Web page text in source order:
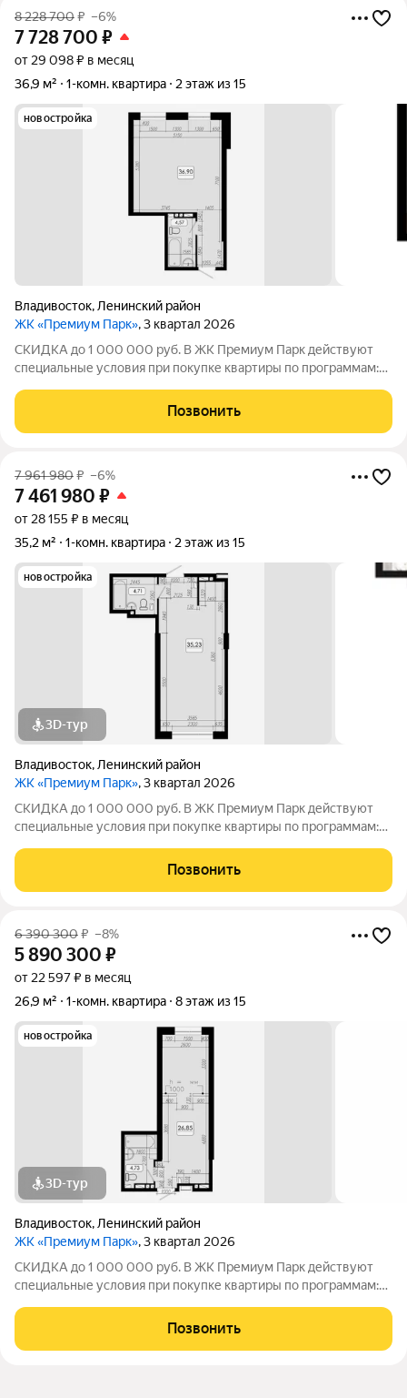
8 228 700₽ –6%
7 728 700 ₽
от 29 098 ₽ в месяц
36,9 м²
1-комн. квартира 2 этаж из 15
новостройка
Владивосток, Ленинский район
ЖК «Премиум Парк», 3 квартал 2026
СКИДКА до 1 000 000 руб. В ЖК Премиум Парк действуют
специальные условия при покупке квартиры по программам:
покупке квартиры за счёт собственных средств при 100%
оплате. Размер скидки: 1 000 000
Позвонить
7 961 980₽ –6%
7 461 980 ₽
от 28 155 ₽ в месяц
35,2 м²
1-комн. квартира 2 этаж из 15
новостройка
3D-тур
Владивосток, Ленинский район
ЖК «Премиум Парк», 3 квартал 2026
СКИДКА до 1 000 000 руб. В ЖК Премиум Парк действуют
специальные условия при покупке квартиры по программам:
покупке квартиры за счёт собственных средств при 100%
оплате. Размер скидки: 1 000 000
Позвонить
6 390 300₽ –8%
5 890 300 ₽
от 22 597 ₽ в месяц
26,9 м²
1-комн. квартира 8 этаж из 15
новостройка
3D-тур
Владивосток, Ленинский район
ЖК «Премиум Парк», 3 квартал 2026
СКИДКА до 1 000 000 руб. В ЖК Премиум Парк действуют
специальные условия при покупке квартиры по программам:
покупке квартиры за счёт собственных средств при 100%
оплате. Размер скидки: 1 000 000
Позвонить